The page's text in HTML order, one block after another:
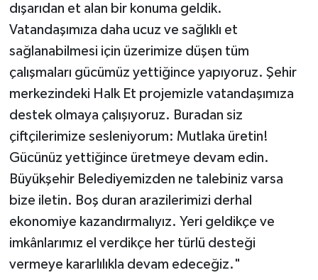
dışarıdan et alan bir konuma geldik.
Vatandaşımıza daha ucuz ve sağlıklı et
sağlanabilmesi için üzerimize düşen tüm
çalışmaları gücümüz yettiğince yapıyoruz. Şehir
merkezindeki Halk Et projemizle vatandaşımıza
destek olmaya çalışıyoruz. Buradan siz
çiftçilerimize sesleniyorum: Mutlaka üretin!
Gücünüz yettiğince üretmeye devam edin.
Büyükşehir Belediyemizden ne talebiniz varsa
bize iletin. Boş duran arazilerimizi derhal
ekonomiye kazandırmalıyız. Yeri geldikçe ve
imkânlarımız el verdikçe her türlü desteği
vermeye kararlılıkla devam edeceğiz."